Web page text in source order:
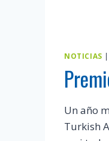
NOTICIAS |
Un año
Turkish